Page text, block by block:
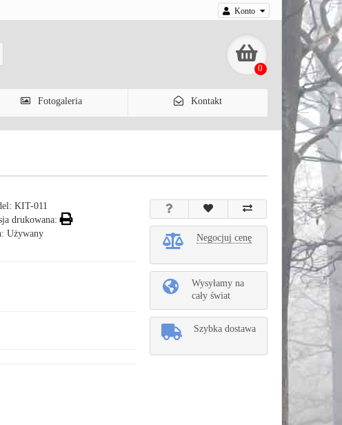
Konto
0
Fotogaleria Kontakt
KIT-011
drukowana:
Używany
Negocjuj cenę
Wysyłamy na
cały świat
Szybka dostawa